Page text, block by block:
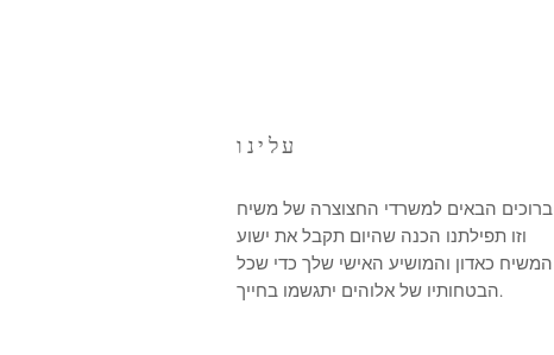
עלינו
ברוכים הבאים למשרדי החצוצרה של משיח
וזו תפילתנו הכנה שהיום תקבל את ישוע
המשיח כאדון והמושיע האישי שלך כדי שכל
הבטחותיו של אלוהים יתגשמו בחייך.